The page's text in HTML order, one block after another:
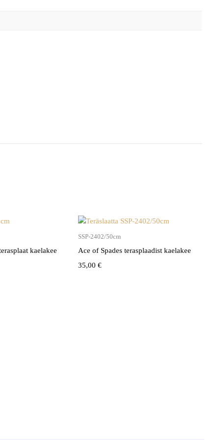
kaelakee
SSP-2402/50cm
Ace of Spades terasplaadist kaelakee
35,00 €